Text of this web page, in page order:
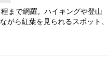
まで網羅。ハイキングや登山
がら紅葉を見られるスポット、